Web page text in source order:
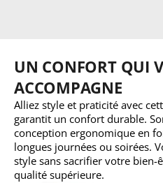
UN CONFORT QUI
ACCOMPAGNE
Alliez style et praticité avec
garantit un confort durable.
conception ergonomique en
longues journées ou soirées.
style sans sacrifier votre bien-
qualité supérieure.